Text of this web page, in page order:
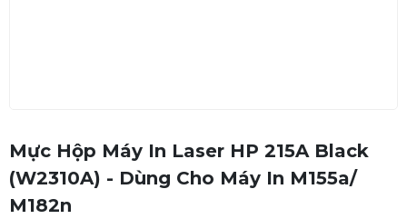
Mực Hộp Máy In Laser HP 215A Black
(W2310A) - Dùng Cho Máy In M155a/
M182n